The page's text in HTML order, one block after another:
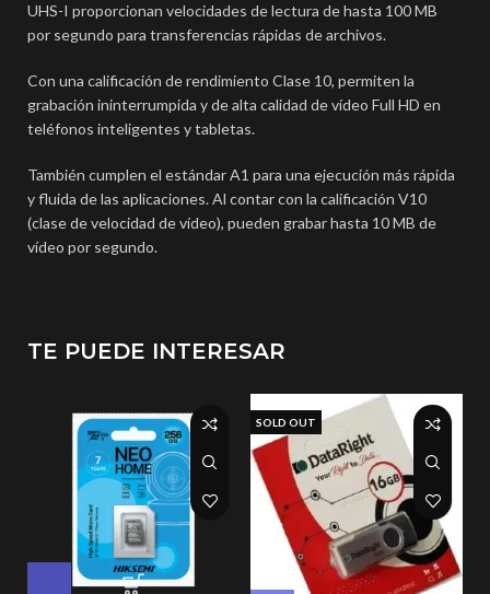
UHS-I proporcionan velocidades de lectura de hasta 100 MB
por segundo para transferencias rápidas de archivos.
Con una calificación de rendimiento Clase 10, permiten la
grabación ininterrumpida y de alta calidad de vídeo Full HD en
teléfonos inteligentes y tabletas.
También cumplen el estándar A1 para una ejecución más rápida
y fluida de las aplicaciones. Al contar con la calificación V10
(clase de velocidad de vídeo), pueden grabar hasta 10 MB de
vídeo por segundo.
TE PUEDE INTERESAR
SOLD OUT